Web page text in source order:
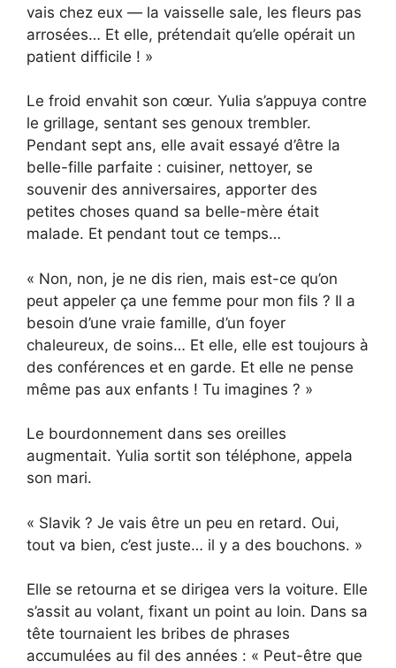
vais chez eux — la vaisselle sale, les fleurs pas
arrosées… Et elle, prétendait qu’elle opérait un
patient difficile ! »
Le froid envahit son cœur. Yulia s’appuya contre
le grillage, sentant ses genoux trembler.
Pendant sept ans, elle avait essayé d’être la
belle-fille parfaite : cuisiner, nettoyer, se
souvenir des anniversaires, apporter des
petites choses quand sa belle-mère était
malade. Et pendant tout ce temps…
« Non, non, je ne dis rien, mais est-ce qu’on
peut appeler ça une femme pour mon fils ? Il a
besoin d’une vraie famille, d’un foyer
chaleureux, de soins… Et elle, elle est toujours à
des conférences et en garde. Et elle ne pense
même pas aux enfants ! Tu imagines ? »
Le bourdonnement dans ses oreilles
augmentait. Yulia sortit son téléphone, appela
son mari.
« Slavik ? Je vais être un peu en retard. Oui,
tout va bien, c’est juste… il y a des bouchons. »
Elle se retourna et se dirigea vers la voiture. Elle
s’assit au volant, fixant un point au loin. Dans sa
tête tournaient les bribes de phrases
accumulées au fil des années : « Peut-être que